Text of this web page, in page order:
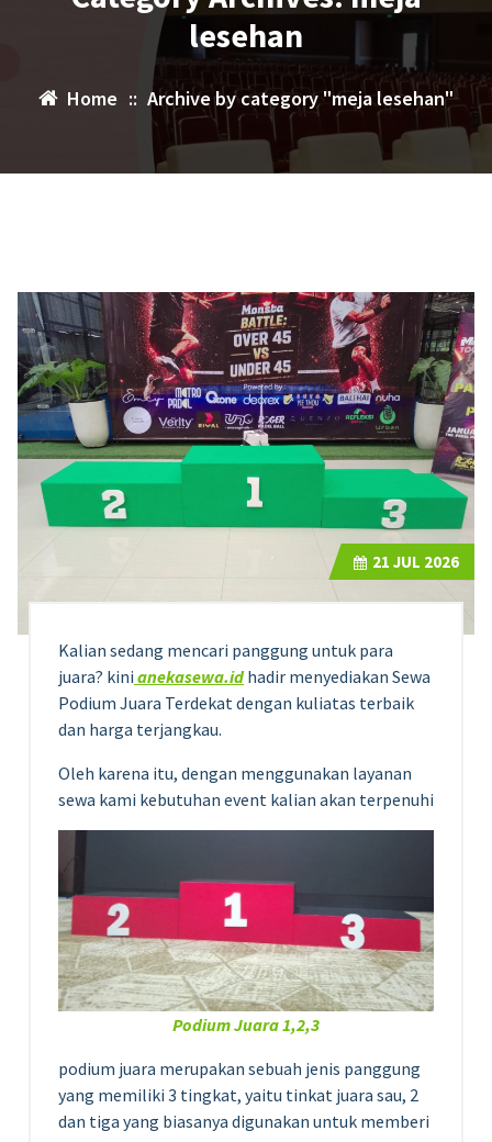
lesehan
Home :: Archive by category "meja lesehan"
Kalian sedang mencari panggung untuk para
juara? kini anekasewa.idhadir menyediakan Sewa
Podium Juara Terdekat dengan kuliatas terbaik
dan harga terjangkau.
Oleh karena itu, dengan menggunakan layanan
sewa kami kebutuhan event kalian akan terpenuhi
Podium Juara 1,2,3
podium juara merupakan sebuah jenis panggung
yang memiliki 3 tingkat, yaitu tinkat juara sau, 2
dan tiga yang biasanya digunakan untuk memberi
21 JUL 2026